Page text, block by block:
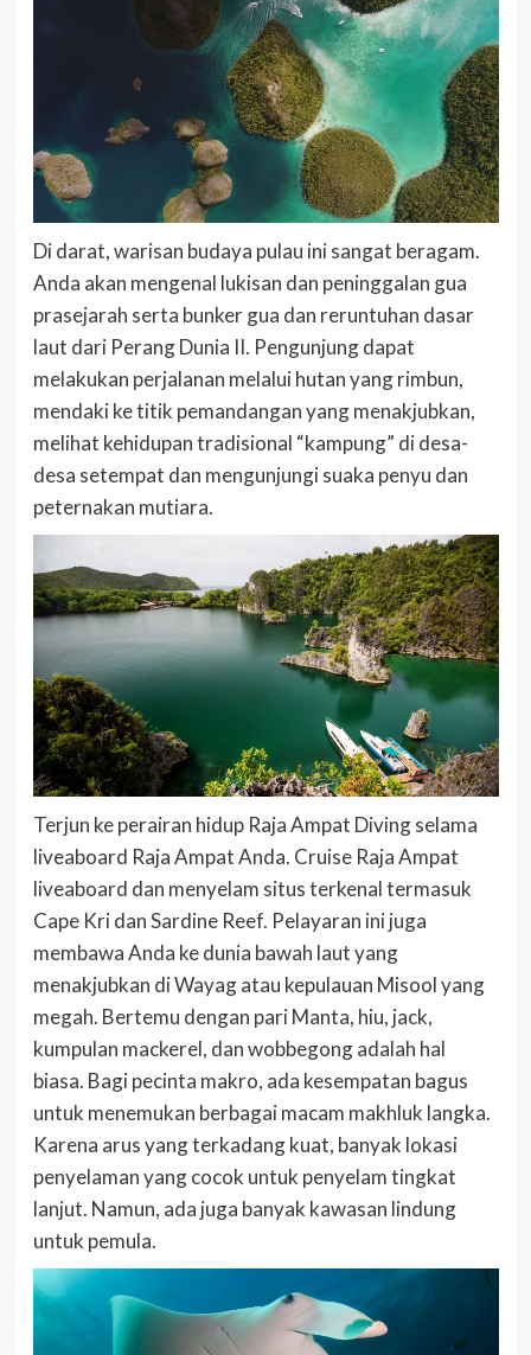
Di darat, warisan budaya pulau ini sangat beragam.
Anda akan mengenal lukisan dan peninggalan gua
prasejarah serta bunker gua dan reruntuhan dasar
laut dari Perang Dunia II. Pengunjung dapat
melakukan perjalanan melalui hutan yang rimbun,
mendaki ke titik pemandangan yang menakjubkan,
melihat kehidupan tradisional “kampung” di desa-
desa setempat dan mengunjungi suaka penyu dan
peternakan mutiara.
Terjun ke perairan hidup Raja Ampat Diving selama
liveaboard Raja Ampat Anda. Cruise Raja Ampat
liveaboard dan menyelam situs terkenal termasuk
Cape Kri dan Sardine Reef. Pelayaran ini juga
membawa Anda ke dunia bawah laut yang
menakjubkan di Wayag atau kepulauan Misool yang
megah. Bertemu dengan pari Manta, hiu, jack,
kumpulan mackerel, dan wobbegong adalah hal
biasa. Bagi pecinta makro, ada kesempatan bagus
untuk menemukan berbagai macam makhluk langka.
Karena arus yang terkadang kuat, banyak lokasi
penyelaman yang cocok untuk penyelam tingkat
lanjut. Namun, ada juga banyak kawasan lindung
untuk pemula.